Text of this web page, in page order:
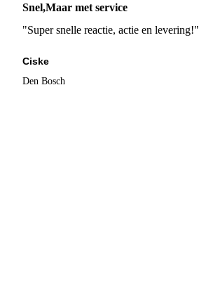
Snel,Maar met service
"Super snelle reactie, actie en levering!"
Ciske
Den Bosch